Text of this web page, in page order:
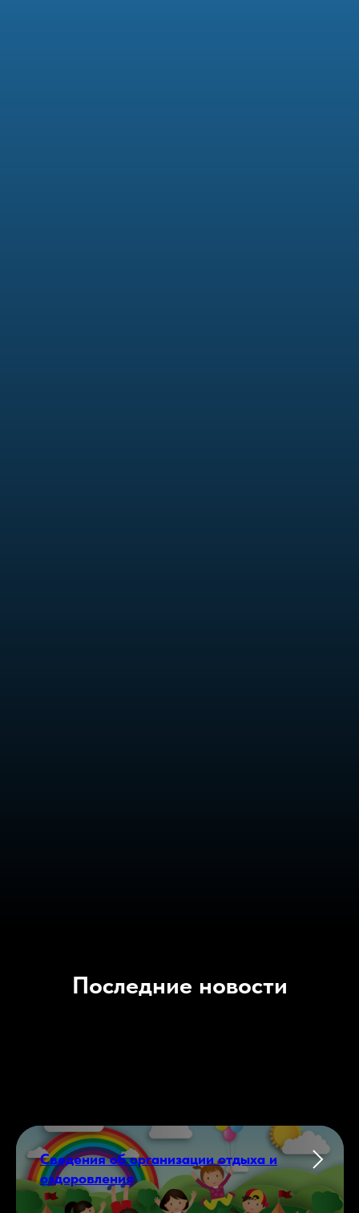
Последние новости
Сведения об организации отдыха и
оздоровления